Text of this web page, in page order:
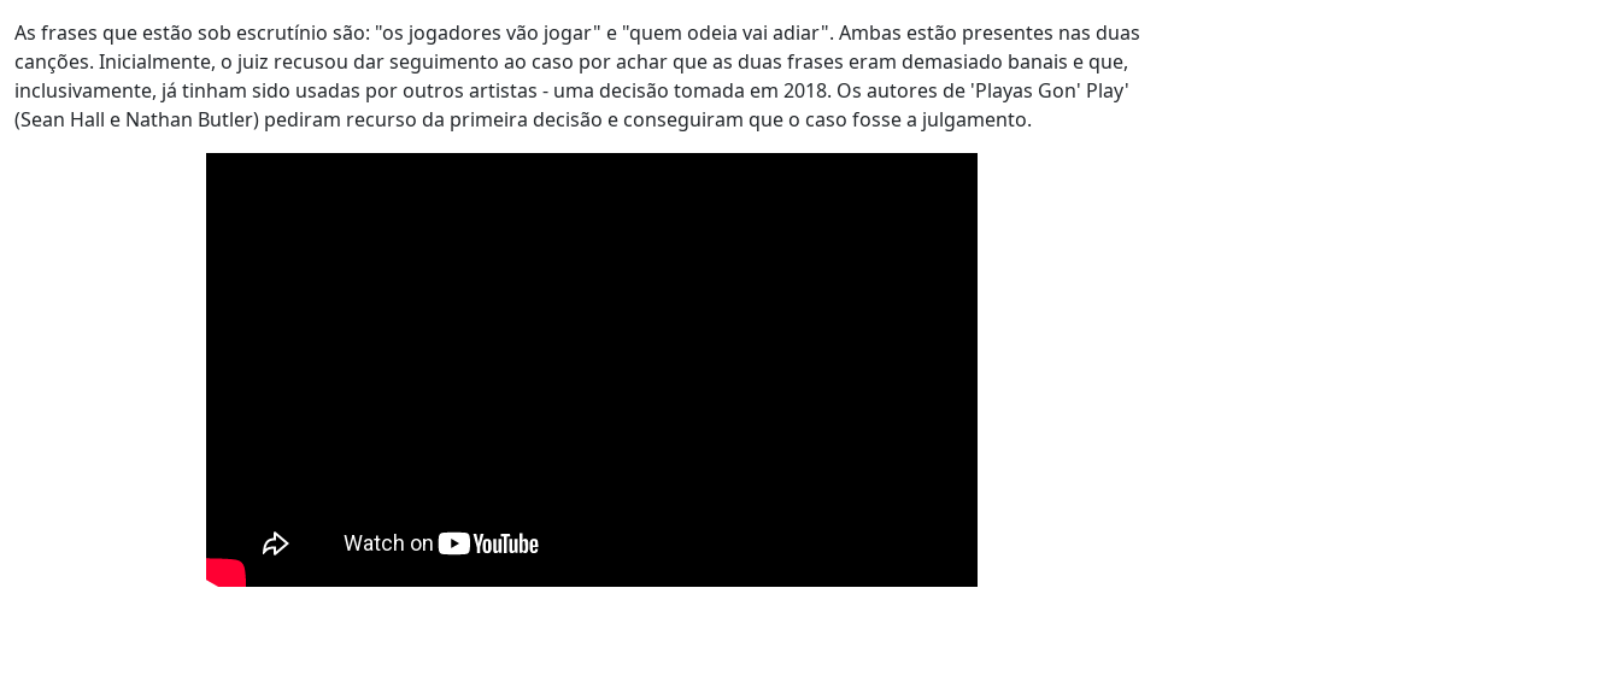
As frases que estão sob escrutínio são: "os jogadores vão jogar" e "quem odeia vai adiar". Ambas estão presentes nas duas
canções. Inicialmente, o juiz recusou dar seguimento ao caso por achar que as duas frases eram demasiado banais e que,
inclusivamente, já tinham sido usadas por outros artistas - uma decisão tomada em 2018. Os autores de 'Playas Gon' Play'
(Sean Hall e Nathan Butler) pediram recurso da primeira decisão e conseguiram que o caso fosse a julgamento.